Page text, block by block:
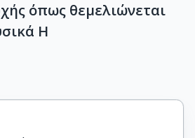
όπως θεμελιώνεται
Η